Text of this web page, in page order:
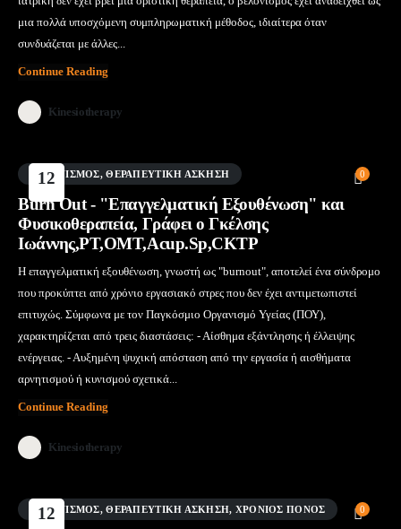
μια πολλά υποσχόμενη συμπληρωματική μέθοδος, ιδιαίτερα όταν
συνδυάζεται με άλλες...
Continue Reading
Kinesiotherapy
12 0
ΒΕΛΟΝΙΣΜΌΣ,ΘΕΡΑΠΕΥΤΙΚΉ ΆΣΚΗΣΗ
Burn Out - "Επαγγελματική Εξουθένωση" και
Φυσικοθεραπεία, Γράφει ο Γκέλσης
Ιωάννης,PT,OMT,Acup.Sp,CKTP
Η επαγγελματική εξουθένωση, γνωστή ως "burnout", αποτελεί ένα σύνδρομο
που προκύπτει από χρόνιο εργασιακό στρες που δεν έχει αντιμετωπιστεί
επιτυχώς. Σύμφωνα με τον Παγκόσμιο Οργανισμό Υγείας (ΠΟΥ),
χαρακτηρίζεται από τρεις διαστάσεις: - Αίσθημα εξάντλησης ή έλλειψης
ενέργειας. - Αυξημένη ψυχική απόσταση από την εργασία ή αισθήματα
αρνητισμού ή κυνισμού σχετικά...
Continue Reading
Kinesiotherapy
12 0
ΒΕΛΟΝΙΣΜΌΣ,ΘΕΡΑΠΕΥΤΙΚΉ ΆΣΚΗΣΗ, ΧΡΌΝΙΟΣ ΠΌΝΟΣ